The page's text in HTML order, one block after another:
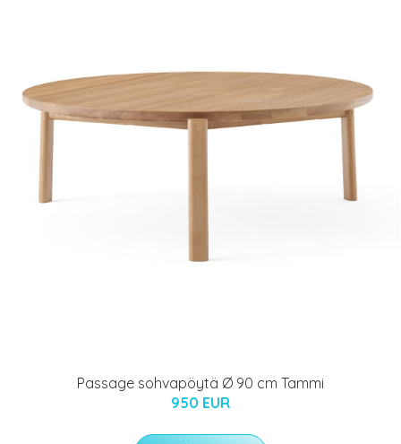
Passage sohvapöytä Ø 90 cm Tammi
950 EUR